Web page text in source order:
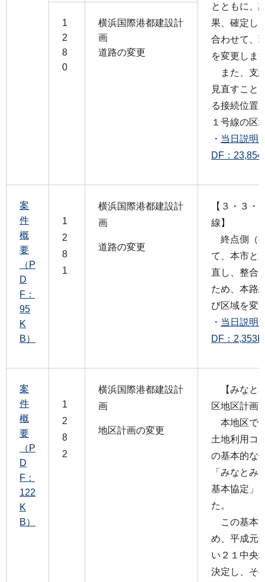
とともに、
果、確定し
合わせて、
を変更しま
また、支
見直すこと
る接続位置
１号線の区
・ 当日説明
DF：
1
2
8
0
横浜国際港都建設計
画
道路の変更
案
件
概
要
（P
D
F：
95
K
B）
1
2
8
1
横浜国際港都建設計
画
道路の変更
【３・３・
線】
終点側（
て、本市と
直し、整合
ため、本路
び区域を変
・ 当日説明
DF：
案
件
概
要
（P
D
F：
122
K
B）
1
2
8
2
横浜国際港都建設計
画
地区計画の変更
【みなと
区地区計画
本地区で
土地利用コ
の基本的な
「みなとみ
基本協定」
た。
この基本
め、平成元
い２１中央
決定し、そ